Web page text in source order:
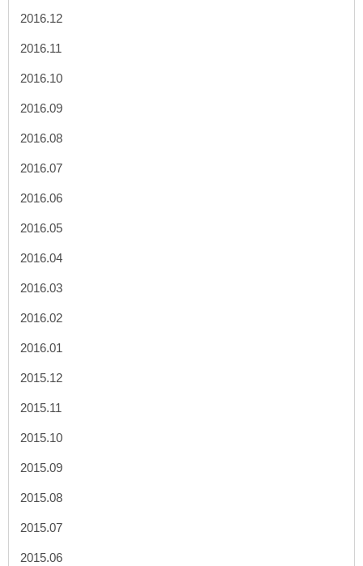
2016.12
2016.11
2016.10
2016.09
2016.08
2016.07
2016.06
2016.05
2016.04
2016.03
2016.02
2016.01
2015.12
2015.11
2015.10
2015.09
2015.08
2015.07
2015.06